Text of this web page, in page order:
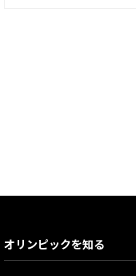
オリンピックを知る